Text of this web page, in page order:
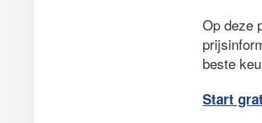
Op deze
beste
Start